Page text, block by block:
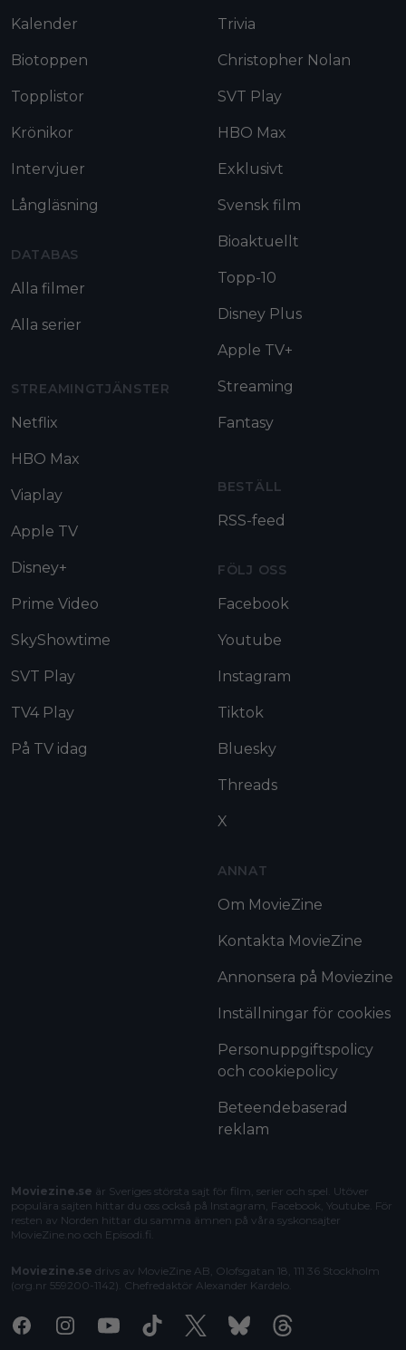
Kalender
Biotoppen
Topplistor
Krönikor
Intervjuer
Långläsning
DATABAS
Alla filmer
Alla serier
STREAMINGTJÄNSTER
Netflix
HBO Max
Viaplay
Apple TV
Disney+
Prime Video
SkyShowtime
SVT Play
TV4 Play
På TV idag
Trivia
Christopher Nolan
SVT Play
HBO Max
Exklusivt
Svensk film
Bioaktuellt
Topp-10
Disney Plus
Apple TV+
Streaming
Fantasy
BESTÄLL
RSS-feed
FÖLJ OSS
Facebook
Youtube
Instagram
Tiktok
Bluesky
Threads
X
ANNAT
Om MovieZine
Kontakta MovieZine
Annonsera på Moviezine
Inställningar för cookies
Personuppgiftspolicy
och cookiepolicy
Beteendebaserad
reklam
Moviezine.se är Sveriges största sajt för film, serier och spel. Utöver
populära sajten hittar du oss också på Instagram, Facebook, Youtube. För
resten av Norden hittar du samma ämnen på våra syskonsajter
MovieZine.no och Episodi.fi
Moviezine.se drivs av MovieZine AB, Olofsgatan 18, 111 36 Stockholm
(org.nr 559200-1142). Chefredaktör Alexander Kardelo
FacebookInstagramYoutubeTiktok X BlueskyThreads